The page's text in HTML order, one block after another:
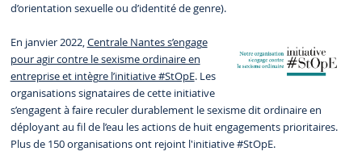
d’orientation sexuelle ou d’identité de genre).
En janvier 2022,Centrale Nantes s’engage
pour agir contre le sexisme ordinaire en
entreprise et intègre l’initiative #StOpE. Les
organisations signataires de cette initiative
s’engagent à faire reculer durablement le sexisme dit ordinaire en
déployant au fil de l’eau les actions de huit engagements prioritaires.
Plus de 150 organisations ont rejoint l'initiative #StOpE.